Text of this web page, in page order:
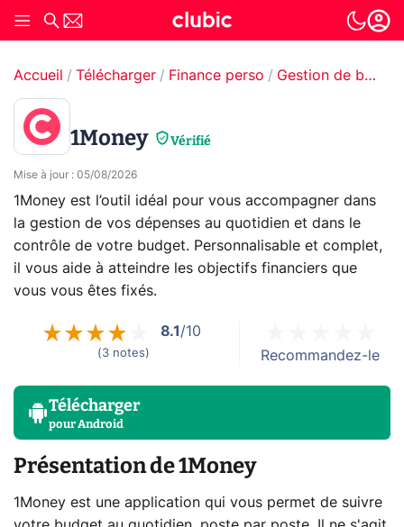
Accueil Télécharger Finance perso Gestion de budget
1Money Vérifié
Mise à jour : 05/08/2026
1Money est l’outil idéal pour vous accompagner dans
la gestion de vos dépenses au quotidien et dans le
contrôle de votre budget. Personnalisable et complet,
il vous aide à atteindre les objectifs financiers que
vous vous êtes fixés.
8.1 /10
(3 notes) Recommandez-le
Télécharger
pourAndroid
Présentation de 1Money
1Money est une application qui vous permet de suivre